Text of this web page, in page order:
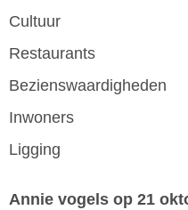
Cultuur
Restaurants
Bezienswaardigheden
Inwoners
Ligging
Annie vogels op 21